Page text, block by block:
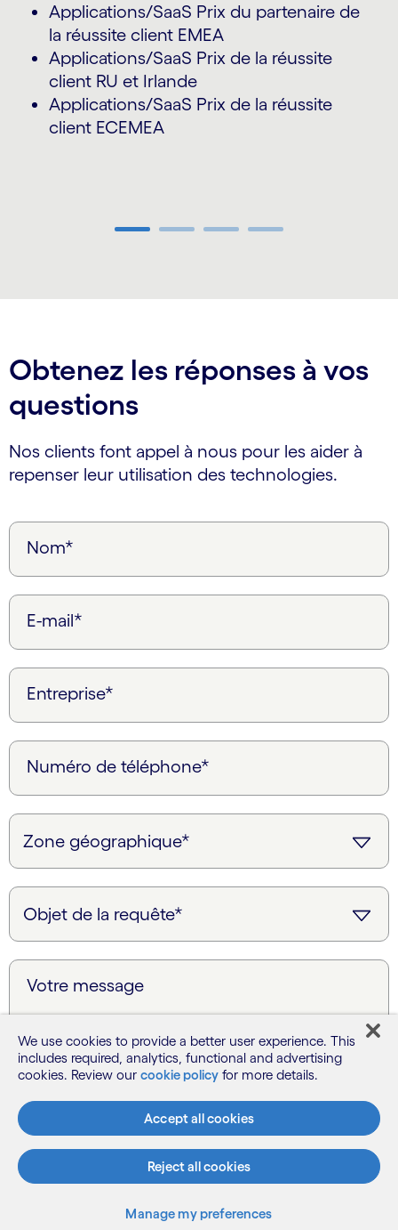
Applications/SaaS Prix du partenaire de
la réussite client EMEA
Applications/SaaS Prix de la réussite
client RU et Irlande
Applications/SaaS Prix de la réussite
client ECEMEA
Obtenez les réponses à vos
questions
Nos clients font appel à nous pour les aider à
repenser leur utilisation des technologies.
Nom*
E-mail*
Entreprise*
Numéro de téléphone*
Votre message
Je souhaite que Cognizant me contacte sur
J'accepte le traitement de mes données
We use cookies to provide a better user experience. This
includes required, analytics, functional and advertising
cookies. Review our cookie policy for more details.
Accept all cookies
Reject all cookies
Manage my preferences